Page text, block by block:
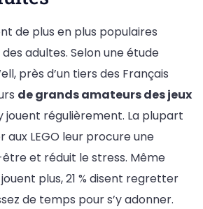
de plus en plus populaires
adultes. Selon une étude
près d’un tiers des Français
de grands amateurs des jeux
jouent régulièrement. La plupart
LEGO leur procure une
et réduit le stress. Même
plus, 21 % disent regretter
de temps pour s’y adonner.